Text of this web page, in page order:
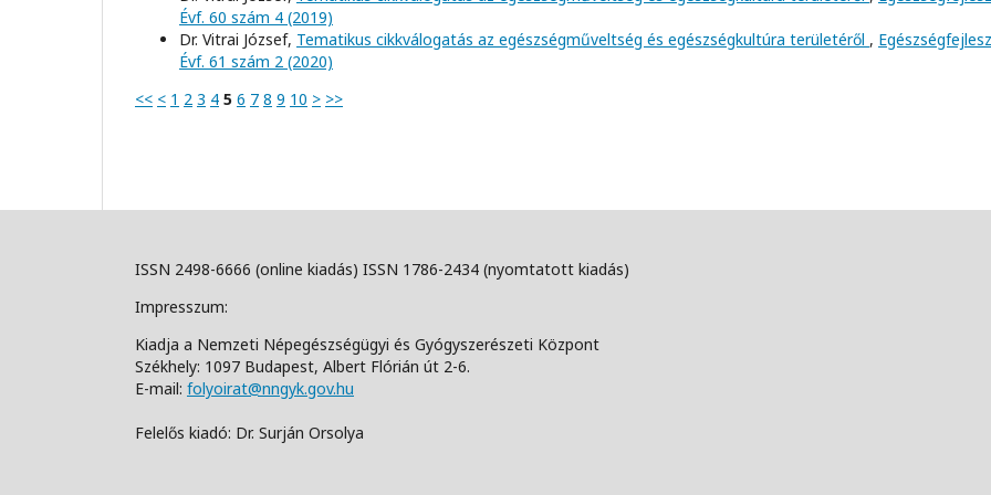
Évf. 60 szám 4 (2019)
Dr. Vitrai József, Tematikus cikkválogatás az egészségműveltség és egészségkultúra területéről ,
Évf. 61 szám 2 (2020)
<< < 1 2 3 4 5 6 7 8 9 10 > >>
ISSN 2498-6666 (online kiadás) ISSN 1786-2434 (nyomtatott kiadás)
Impresszum:
Kiadja a Nemzeti Népegészségügyi és Gyógyszerészeti Központ
Székhely: 1097 Budapest, Albert Flórián út 2-6.
E-mail: folyoirat@nngyk.gov.hu
Felelős kiadó: Dr. Surján Orsolya